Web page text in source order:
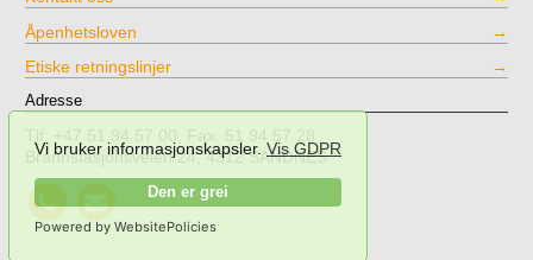
Vi bruker informasjonskapsler.Vis GDPR
Den er grei
Powered by WebsitePolicies
Åpenhetsloven
Etiske retningslinjer
Adresse
Tlf: +47 51 94 57 00, Fax. 51 94 57 28
Brannstasjonsveien 24, 4312 SANDNES
NPT
Testing
Send
mail
to